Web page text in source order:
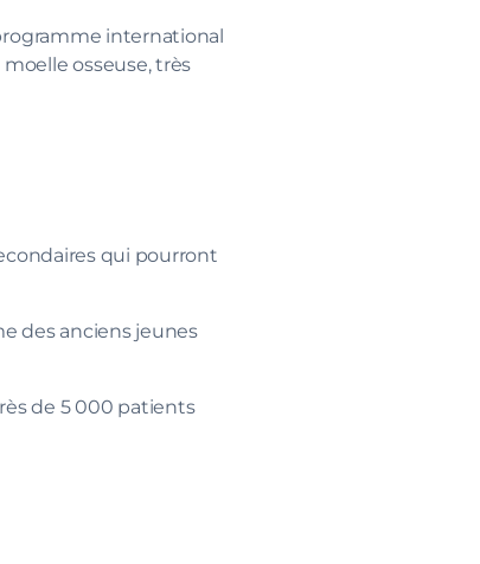
international
osseuse, très
qui pourront
des anciens jeunes
de 5 000 patients